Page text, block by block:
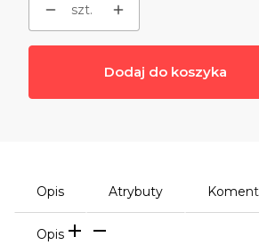
szt.
Dodaj do koszyka
Opis Atrybuty
Opis